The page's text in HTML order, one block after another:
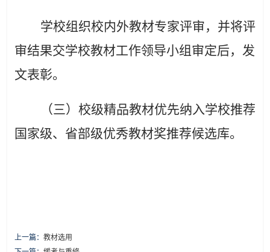
学校组织校内外教材专家评审，并将评
审结果交学校教材工作领导小组审定后，发
文表彰。
（三）校级精品教材优先纳入学校推荐
国家级、省部级优秀教材奖推荐候选库。
上一篇： 教材选用